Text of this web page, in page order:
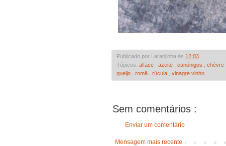
Publicado por Laranjinha às 12:03
Tópicos: alface azeite canónigos chèvre
queijo
romã rúcula vinagre vinho
Sem comentários :
Enviar um comentário
Mensagem mais recente